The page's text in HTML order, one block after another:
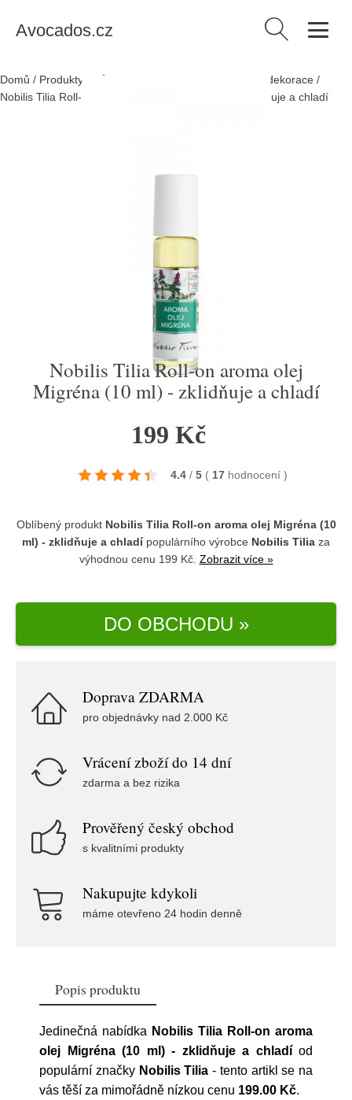
Avocados.cz Vyhledávání
Domů / Produkty Dům a zahrada Bytové doplňky a dekorace /
Nobilis Tilia Roll-on aroma olej Migréna (10 ml) - zklidňuje a chladí
Nobilis Tilia Roll-on aroma olej
Migréna (10 ml) - zklidňuje a chladí
199 Kč
4.4 / 5 ( 17 hodnocení )
Oblíbený produkt Nobilis Tilia Roll-on aroma olej Migréna (10
ml) - zklidňuje a chladípopulárního výrobce Nobilis Tilia za
výhodnou cenu 199 Kč. Zobrazit více »
DO OBCHODU »
Doprava ZDARMA
pro objednávky nad 2.000 Kč
Vrácení zboží do 14 dní
zdarma a bez rizika
Prověřený český obchod
s kvalitními produkty
Nakupujte kdykoli
máme otevřeno 24 hodin denně
Popis produktu
Jedinečná nabídka Nobilis Tilia Roll-on aroma
olej Migréna (10 ml) - zklidňuje a chladíod
populární značky Nobilis Tilia - tento artikl se na
vás těší za mimořádně nízkou cenu 199.00 Kč.